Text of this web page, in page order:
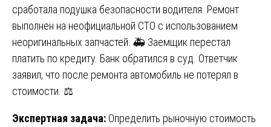
сработала подушка безопасности водителя. Ремонт
выполнен на неофициальной СТО с использованием
неоригинальных запчастей. 🚑 Заемщик перестал
платить по кредиту. Банк обратился в суд. Ответчик
заявил, что после ремонта автомобиль не потерял в
стоимости. ⚖️
Экспертная задача: Определить рыночную стоимость